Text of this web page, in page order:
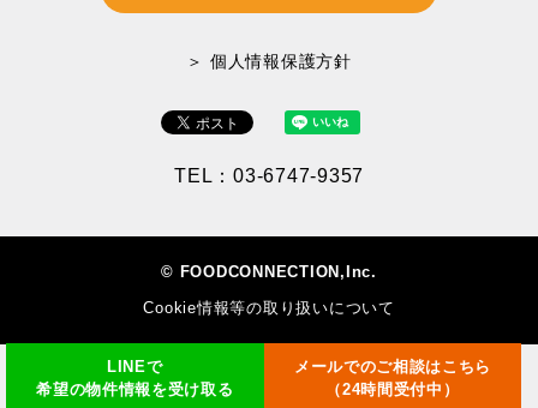
LINEで
希望の物件情報を受け取る
メールでのご相談はこちら
（24時間受付中）
＞ 個人情報保護方針
TEL：03-6747-9357
© FOODCONNECTION,Inc.
Cookie情報等の取り扱いについて